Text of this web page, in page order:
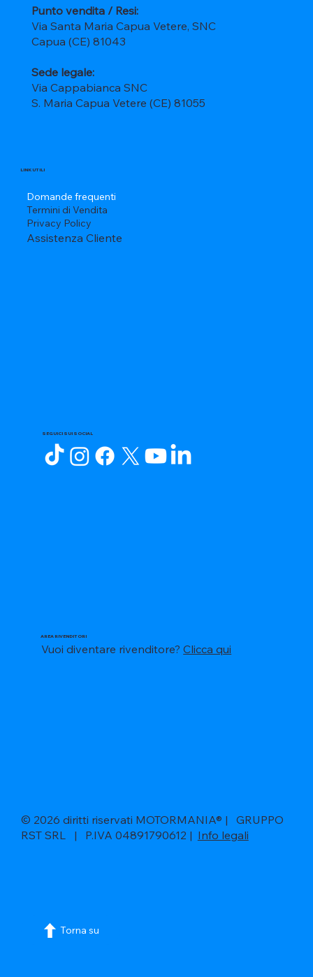
Punto vendita / Resi:
Via Santa Maria Capua Vetere, SNC
Capua (CE) 81043
Sede legale:
Via Cappabianca SNC
S. Maria Capua Vetere (CE) 81055
LINK UTILI
Domande frequenti
Termini di Vendita
Privacy Policy
Assistenza Cliente
SEGUICI SUI SOCIAL
AREA RIVENDITORI
Vuoi diventare rivenditore?Clicca qui
© 2026 diritti riservati MOTORMANIA® | GRUPPO
RST SRL | P.IVA 04891790612 | Info legali
Torna su